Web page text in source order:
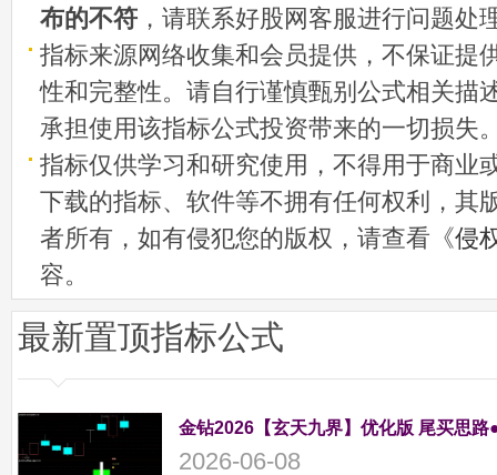
布的不符 ，请联系好股网客服进行问题处
指标来源网络收集和会员提供，不保证提
性和完整性。请自行谨慎甄别公式相关描
承担使用该指标公式投资带来的一切损失
指标仅供学习和研究使用，不得用于商业
下载的指标、软件等不拥有任何权利，其
者所有，如有侵犯您的版权，请查看《侵
容。
最新置顶指标公式
金钻2026【玄天九界】优化版 尾买思
2026-06-08